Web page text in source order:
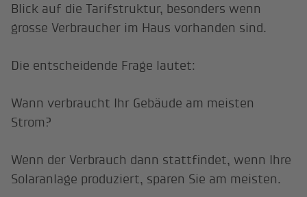
Blick auf die Tarifstruktur, besonders wenn
grosse Verbraucher im Haus vorhanden sind.
Die entscheidende Frage lautet:
Wann verbraucht Ihr Gebäude am meisten
Strom?
Wenn der Verbrauch dann stattfindet, wenn Ihre
Solaranlage produziert, sparen Sie am meisten.